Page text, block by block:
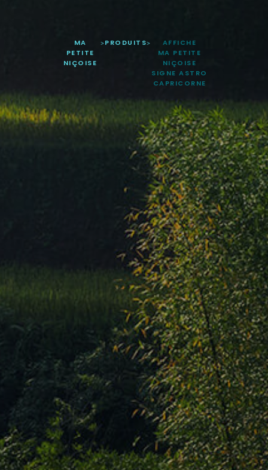
MA
PETITE
NIÇOISE
>PRODUITS>
AFFICHE
MA PETITE
NIÇOISE
SIGNE ASTRO
CAPRICORNE